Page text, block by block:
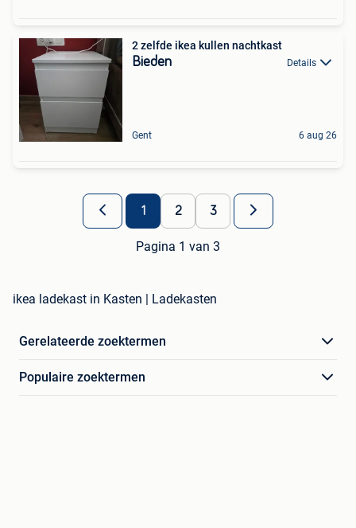
2 zelfde ikea kullen nachtkast
Bieden Details
Gent 6 aug 26
1 2 3
Pagina 1 van 3
ikea ladekast in Kasten | Ladekasten
Gerelateerde zoektermen
Populaire zoektermen